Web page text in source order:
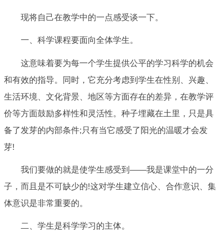
现将自己在教学中的一点感受谈一下。
一、科学课程要面向全体学生。
这意味着要为每一个学生提供公平的学习科学的机会
和有效的指导。同时，它充分考虑到学生在性别、兴趣、
生活环境、文化背景、地区等方面存在的差异，在教学评
价等方面鼓励多样性和灵活性。种子埋藏在土里，只是具
备了发芽的内部条件;只有当它感受了阳光的温暖才会发
芽!
我们要做的就是使学生感受到——我是课堂中的一分
子，而且是不可缺少的!这对学生建立信心、合作意识、集
体意识是非常重要的。
二、学生是科学学习的主体。